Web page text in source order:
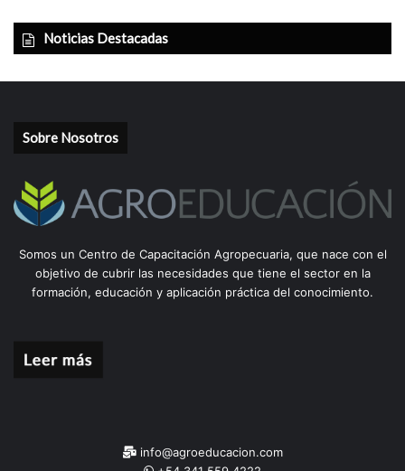
Noticias Destacadas
Sobre Nosotros
Somos un Centro de Capacitación Agropecuaria, que nace con el
objetivo de cubrir las necesidades que tiene el sector en la
formación, educación y aplicación práctica del conocimiento.
info@agroeducacion.com